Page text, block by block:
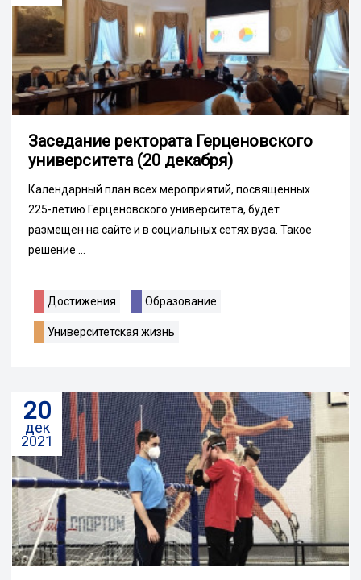
Заседание ректората Герценовского
университета (20 декабря)
Календарный план всех мероприятий, посвященных
225-летию Герценовского университета, будет
размещен на сайте и в социальных сетях вуза. Такое
решение ...
Достижения Образование
Университетская жизнь
20
дек
2021